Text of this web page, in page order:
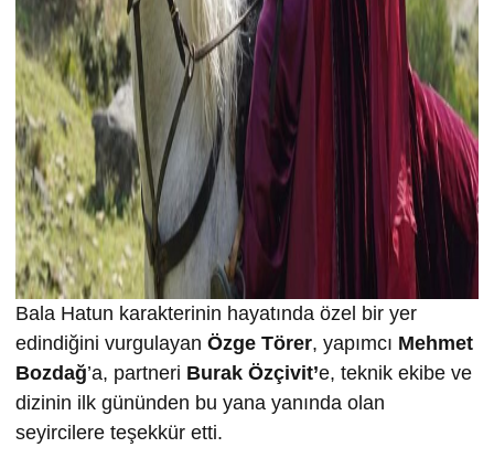
Bala Hatun karakterinin hayatında özel bir yer
edindiğini vurgulayan Özge Törer, yapımcı Mehmet
Bozdağ’a, partneri Burak Özçivit’e, teknik ekibe ve
dizinin ilk gününden bu yana yanında olan
seyircilere teşekkür etti.